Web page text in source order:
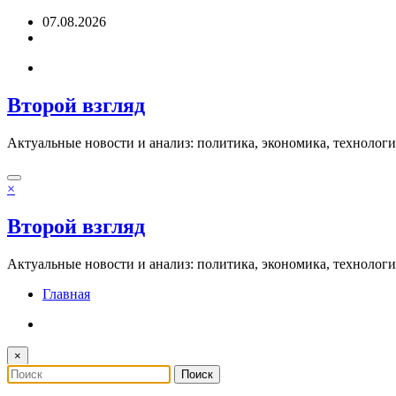
Перейти07.08.2026
Второй взгляд
Актуальные новости и анализ: политика, экономика,
×
Второй взгляд
Актуальные новости и анализ: политика, экономика,
Главная
×